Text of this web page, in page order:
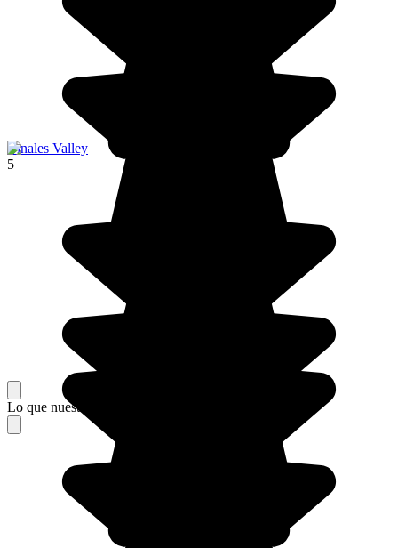
Vinales Valley
5
Lo que nuestros viajeros piensan de su estancia